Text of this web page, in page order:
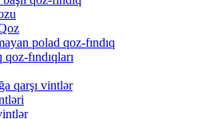
polad qoz-fındıq
fındıqları
qarşı vintlər